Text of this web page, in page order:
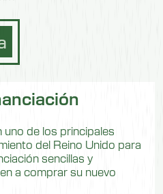
de los principales
del Reino Unido para
sencillas y
a comprar su nuevo